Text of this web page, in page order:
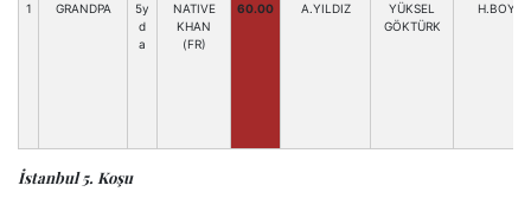
1 GRANDPA
5y
d
a
NATIVE
KHAN
(FR)
60.00 A.YILDIZ
YÜKSEL
GÖKTÜRK
İstanbul 5. Koşu